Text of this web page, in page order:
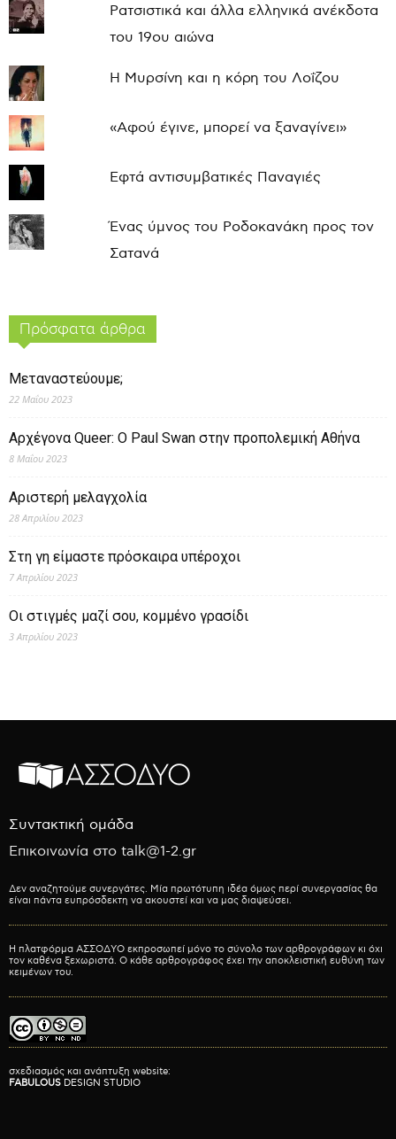
Ρατσιστικά και άλλα ελληνικά ανέκδοτα
του 19ου αιώνα
Η Μυρσίνη και η κόρη του Λοΐζου
«Αφού έγινε, μπορεί να ξαναγίνει»
Εφτά αντισυμβατικές Παναγιές
Ένας ύμνος του Ροδοκανάκη προς τον
Σατανά
Πρόσφατα άρθρα
Μεταναστεύουμε;
22 Μαΐου 2023
Αρχέγονα Queer: O Paul Swan στην προπολεμική Αθήνα
8 Μαΐου 2023
Αριστερή μελαγχολία
28 Απριλίου 2023
Στη γη είμαστε πρόσκαιρα υπέροχοι
7 Απριλίου 2023
Οι στιγμές μαζί σου, κομμένο γρασίδι
3 Απριλίου 2023
Συντακτική ομάδα
Επικοινωνία στο talk@1-2.gr
Δεν αναζητούμε συνεργάτες. Μία πρωτότυπη ιδέα όμως περί συνεργασίας θα
είναι πάντα ευπρόσδεκτη να ακουστεί και να μας διαψεύσει.
Η πλατφόρμα ΑΣΣΟΔΥΟ εκπροσωπεί μόνο το σύνολο των αρθρογράφων κι όχι
τον καθένα ξεχωριστά. Ο κάθε αρθρογράφος έχει την αποκλειστική ευθύνη των
κειμένων του.
σχεδιασμός και ανάπτυξη website:
FABULOUS DESIGN STUDIO